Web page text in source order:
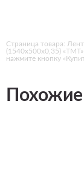
Страница товара:
(1540х500х0,35)
нажмите кнопку